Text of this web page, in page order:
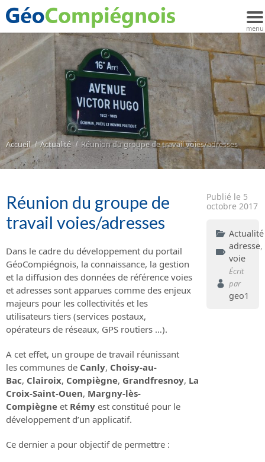
Accueil Actualité Réunion du groupe de travail voies/adresses
Réunion du groupe de
travail voies/adresses
Dans le cadre du développement du portail
GéoCompiégnois, la connaissance, la gestion
et la diffusion des données de référence voies
et adresses sont apparues comme des enjeux
majeurs pour les collectivités et les
utilisateurs tiers (services postaux,
opérateurs de réseaux, GPS routiers …).
A cet effet, un groupe de travail réunissant
les communes de Canly, Choisy-au-
Bac, Clairoix, Compiègne, Grandfresnoy, La
Croix-Saint-Ouen, Margny-lès-
Compiègne et Rémy est constitué pour le
développement d’un applicatif.
Ce dernier a pour objectif de permettre :
Publié le 5
octobre 2017
Actualité
adresse,
voie
Écrit
par
geo1